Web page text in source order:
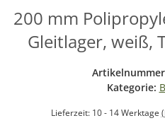
200 mm
Gleitlager, weiß,
Kategorie:
Lieferzeit: 10 - 14 Werktage